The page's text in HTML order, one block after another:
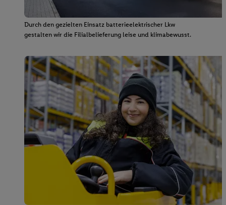
Durch den gezielten Einsatz batterieelektrischer Lkw
gestalten wir die Filialbelieferung leise und klimabewusst.